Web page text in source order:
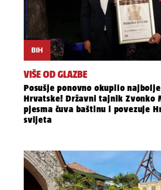
BIH
VIŠE OD GLAZBE
Posušje ponovno okupilo
Hrvatske! Državni tajnik Zvonko
pjesma čuva baštinu i povezuje
svijeta